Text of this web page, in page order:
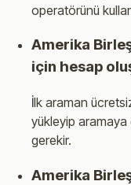
operatörünü
Amerika
için hesap
İlk araman
yükleyip
gerekir.
Amerika